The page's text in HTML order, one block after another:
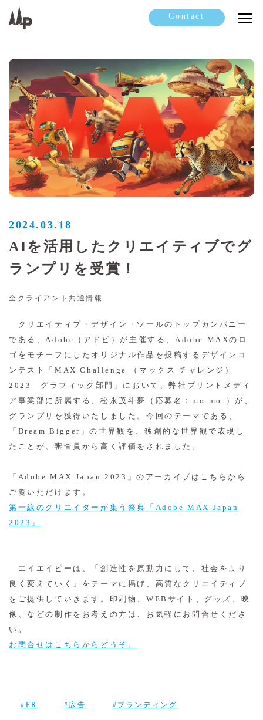
Contact
2024.03.18
AIを活用したクリエイティブでグ
ランプリを受賞！
全クライアント共通情報
クリエイティブ・デザイン・ツールのトップカンパニー
である、Adobe（アドビ）が主催する、Adobe MAXのロ
ゴをモチーフにしたオリジナル作品を投稿するデザインコ
ンテスト「MAX Challenge （マックス チャレンジ）
2023 グラフィック部門」において、弊社プリントメディ
ア事業部に所属する、松永茂斗夢（応募名：mo-mo-）が、
グランプリを獲得いたしました。今回のテーマである、
「Dream Bigger」の世界観を、独創的な世界観で表現し
たことが、審査員から高く評価をされました。
「Adobe MAX Japan 2023」のアーカイブはこちらから
ご覧いただけます。
第一線のクリエイターが集う祭典「Adobe MAX Japan
2023」
エイエイピーは、「創造性を原動力にして、社会をより
良く変えていく」をテーマに掲げ、高質なクリエイティブ
をご提供していきます。印刷物、WEBサイト、グッズ、映
像、などの制作をお考えの方は、お気軽にお問合せくださ
い。
お問合せはこちらからどうぞ。
#PR #広告 #ブランディング